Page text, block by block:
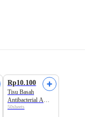
Rp10.100
Tisu Basah
Antibacterial A
Basics
50sheets